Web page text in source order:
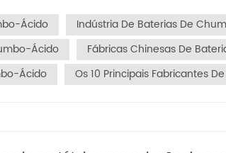
combinando as tarifas anteriores com
exportação, levando a graves perdas
bloqueadas: Os principais
uma tarifa de 46%, o que limita ainda
Ácido
Indústria De Baterias De
Ácido
Fábricas Chinesas De
Ácido
Os 10 Principais Fabricantes